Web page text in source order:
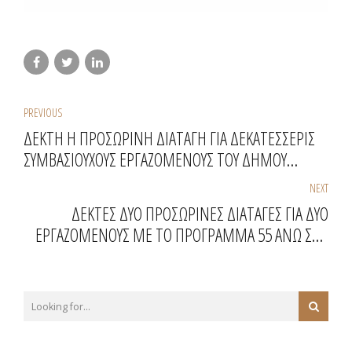
PREVIOUS
ΔΕΚΤΗ Η ΠΡΟΣΩΡΙΝΗ ΔΙΑΤΑΓΗ ΓΙΑ ΔΕΚΑΤΕΣΣΕΡΙΣ
ΣΥΜΒΑΣΙΟΥΧΟΥΣ ΕΡΓΑΖΟΜΕΝΟΥΣ ΤΟΥ ΔΗΜΟΥ
NEXT
ΔΕΚΤΕΣ ΔΥΟ ΠΡΟΣΩΡΙΝΕΣ ΔΙΑΤΑΓΕΣ ΓΙΑ ΔΥΟ
ΕΡΓΑΖΟΜΕΝΟΥΣ ΜΕ ΤΟ ΠΡΟΓΡΑΜΜΑ 55 ΑΝΩ ΣΤΟ